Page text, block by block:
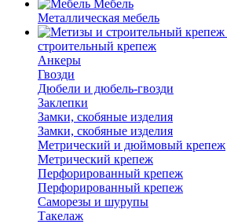
Мебель
Металлическая мебель
строительный крепеж
Анкеры
Гвозди
Дюбели и дюбель-гвозди
Заклепки
Замки, скобяные изделия
Замки, скобяные изделия
Метрический и дюймовый крепеж
Метрический крепеж
Перфорированный крепеж
Перфорированный крепеж
Саморезы и шурупы
Такелаж